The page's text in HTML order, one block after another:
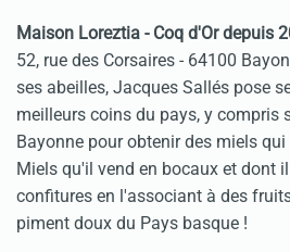
Maison Loreztia - Coq d'Or depuis
52, rue des Corsaires - 64100
ses abeilles, Jacques Sallés pose
meilleurs coins du pays, y compris
Bayonne pour obtenir des miels
Miels qu'il vend en bocaux et dont
confitures en l'associant à des
piment doux du Pays basque !